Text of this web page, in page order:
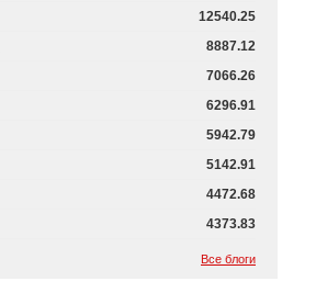
12540.25
8887.12
7066.26
6296.91
5942.79
5142.91
4472.68
4373.83
Все блоги